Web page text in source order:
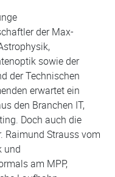
der Max-
sowie der
der Technischen
erwartet ein
den Branchen IT,
Doch auch die
Raimund Strauss vom
und
am MPP,